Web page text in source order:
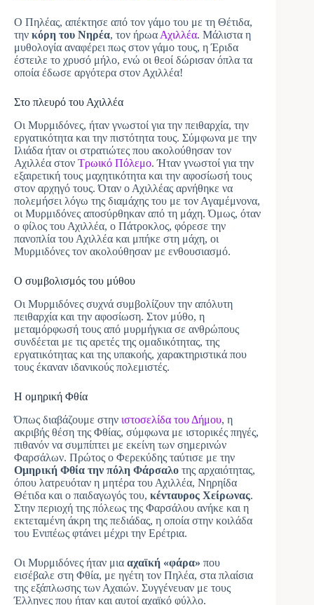
Ο Πηλέας, απέκτησε από τον γάμο του με τη Θέτιδα,
την κόρη του Νηρέα, τον ήρωα Αχιλλέα. Μάλιστα η
μυθολογία αναφέρει πως στον γάμο τους, η Έριδα
έστειλε το χρυσό μήλο, ενώ οι θεοί δώρισαν όπλα τα
οποία έδωσε αργότερα στον Αχιλλέα!
Στο πλευρό του Αχιλλέα
Οι Μυρμιδόνες, ήταν γνωστοί για την πειθαρχία, την
εργατικότητα και την πιστότητα τους. Σύμφωνα με την
Ιλιάδα ήταν οι στρατιώτες που ακολούθησαν τον
Αχιλλέα στον Τρωικό Πόλεμο. Ήταν γνωστοί για την
εξαιρετική τους μαχητικότητα και την αφοσίωσή τους
στον αρχηγό τους. Όταν ο Αχιλλέας αρνήθηκε να
πολεμήσει λόγω της διαμάχης του με τον Αγαμέμνονα,
οι Μυρμιδόνες αποσύρθηκαν από τη μάχη. Όμως, όταν
ο φίλος του Αχιλλέα, ο Πάτροκλος, φόρεσε την
πανοπλία του Αχιλλέα και μπήκε στη μάχη, οι
Μυρμιδόνες τον ακολούθησαν με ενθουσιασμό.
Ο συμβολισμός του μύθου
Οι Μυρμιδόνες συχνά συμβολίζουν την απόλυτη
πειθαρχία και την αφοσίωση. Στον μύθο, η
μεταμόρφωσή τους από μυρμήγκια σε ανθρώπους
συνδέεται με τις αρετές της ομαδικότητας, της
εργατικότητας και της υπακοής, χαρακτηριστικά που
τους έκαναν ιδανικούς πολεμιστές.
Η ομηρική Φθία
Όπως διαβάζουμε στην ιστοσελίδα του Δήμου, η
ακριβής θέση της Φθίας, σύμφωνα με ιστορικές πηγές,
πιθανόν να συμπίπτει με εκείνη των σημερινών
Φαρσάλων. Πρώτος ο Φερεκύδης ταύτισε με την
Ομηρική Φθία την πόλη Φάρσαλο της αρχαιότητας,
όπου λατρευόταν η μητέρα του Αχιλλέα, Νηρηίδα
Θέτιδα και ο παιδαγωγός του, κένταυρος Χείρωνας.
Στην περιοχή της πόλεως της Φαρσάλου ανήκε και η
εκτεταμένη άκρη της πεδιάδας, η οποία στην κοιλάδα
του Ενιπέως φτάνει μέχρι την Ερέτρια.
Οι Μυρμιδόνες ήταν μια αχαϊκή «φάρα» που
εισέβαλε στη Φθία, με ηγέτη τον Πηλέα, στα πλαίσια
της εξάπλωσης των Αχαιών. Συγγένευαν με τους
Έλληνες που ήταν και αυτοί αχαϊκό φύλλο.